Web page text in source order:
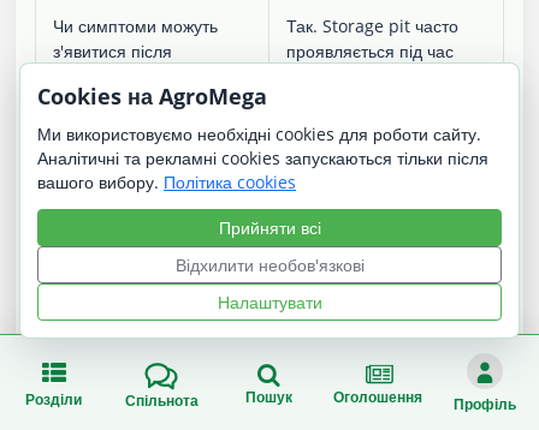
Чи симптоми можуть
з'явитися після
Так. Storage pit часто
проявляється під час
Чи можна вилікувати
уражені плоди?
Ні. Пошкоджена тканина
не відновлюється.
Чи кальцієві обробки
Можуть знижувати ризик,
якщо застосовані
профілактично й у
поєднанні з правильною
агротехнікою.
Чи є універсальний
рівень кальцію, що
У використаних
джерелах описано
зв'язок із кальцієм, але
Розділи Спільнота Пошук Оголошення Профіль
Cookies на AgroMega
Ми використовуємо необхідні cookies для роботи сайту.
Аналітичні та рекламні cookies запускаються тільки після
вашого вибору. Політика cookies
Прийняти всі
Відхилити необов'язкові
Налаштувати